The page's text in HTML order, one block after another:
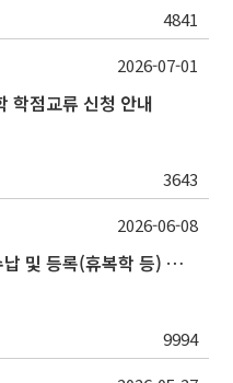
4841
학점교류 신청 안내
3643
2026-07-01
2026학년도 제2학기 등록금 수납 및 등록(휴복학 등) 일정 안내
9994
2026-06-08